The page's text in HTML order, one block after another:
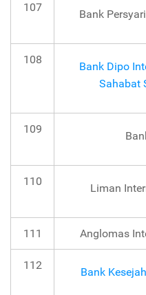
107
Bank
108
Bank Dipo
Sahabat
109
110
Liman
111 Anglomas
112
Bank